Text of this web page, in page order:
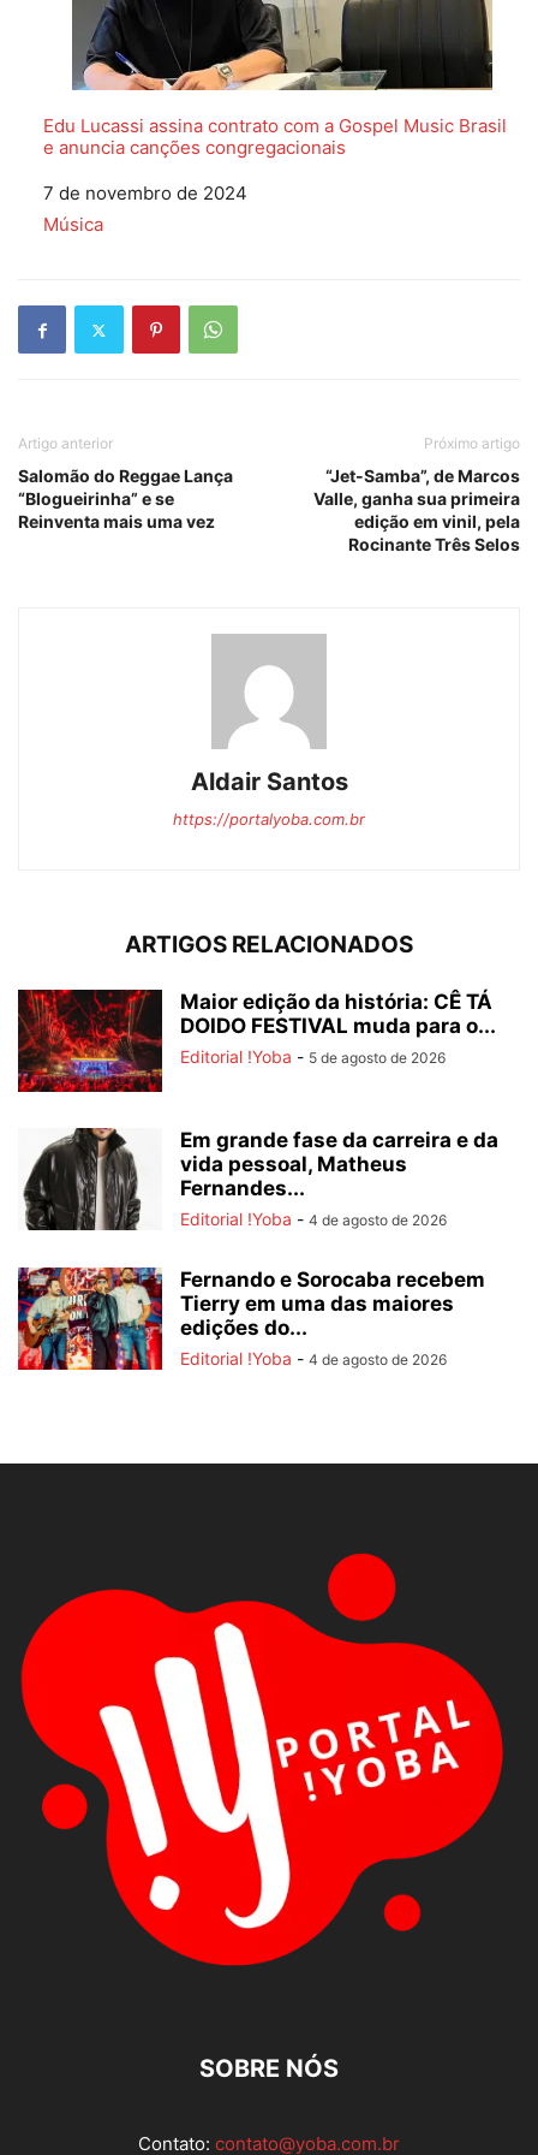
Edu Lucassi assina contrato com a Gospel Music Brasil
e anuncia canções congregacionais
Data
7 de novembro de 2024
Em relação a
Música
Artigo anterior
Salomão do Reggae Lança
“Blogueirinha” e se
Reinventa mais uma vez
Próximo artigo
“Jet-Samba”, de Marcos
Valle, ganha sua primeira
edição em vinil, pela
Rocinante Três Selos
Aldair Santos
https://portalyoba.com.br
ARTIGOS RELACIONADOS
Maior edição da história: CÊ TÁ
DOIDO FESTIVAL muda para o...
Editorial !Yoba - 5 de agosto de 2026
Em grande fase da carreira e da
vida pessoal, Matheus
Fernandes...
Editorial !Yoba - 4 de agosto de 2026
Fernando e Sorocaba recebem
Tierry em uma das maiores
edições do...
Editorial !Yoba - 4 de agosto de 2026
SOBRE NÓS
Contato: contato@yoba.com.br